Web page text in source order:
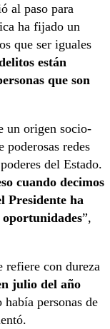
al paso para
ha fijado un
que ser iguales
están
que son
un origen socio-
poderosas redes
del Estado.
cuando decimos
Presidente ha
”,
refiere con dureza
julio del año
había personas de